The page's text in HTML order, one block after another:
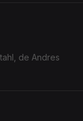
de Andres